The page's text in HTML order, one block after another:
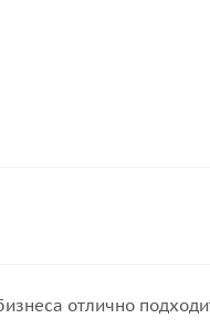
отлично